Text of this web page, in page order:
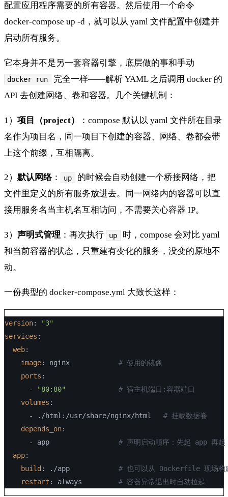
配置应用程序需要的所有容器。然后使用一个命令
docker-compose up -d，就可以从 yaml 文件配置中创建并
启动所有服务。
它本身并不是另一套容器引擎，底层做的事和手动
docker run
完全一样——解析 YAML 之后调用 docker 的
API 去创建网络、卷和容器。几个关键机制：
1） 项目（project）
：compose 默认以 yaml 文件所在目录
名作为项目名，同一项目下创建的容器、网络、卷都会带
上这个前缀，互相隔离。
2） 默认网络： up
的时候会自动创建一个桥接网络，把
文件里定义的所有服务放进去。同一网络内的容器可以直
接用服务名当主机名互相访问，不需要关心容器 IP。
3） 声明式管理 ：再次执行 up
时，compose 会对比 yaml
和当前容器的状态，只重建有变化的服务，没变的原地不
动。
一份典型的 docker-compose.yml 大致长这样：
version:
"3"
services :
web:
image: nginx # 使用的镜像
ports :
-
"80:80"
# 宿主机端口:容器端口
volumes :
-
./html : /usr/share/nginx/html # 挂载数据卷
depends_on:
-
app # 声明启动顺序：先起 app 再起
app:
build : ./app # 也可以从 Dockerfile 现场构
restart : always # 容器异常退出时自动拉起